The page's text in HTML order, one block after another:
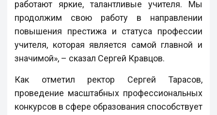
работают яркие, талантливые учителя. Мы
продолжим свою работу в направлении
повышения престижа и статуса профессии
учителя, которая является самой главной и
значимой», – сказал Сергей Кравцов.
Как отметил ректор Сергей Тарасов,
проведение масштабных профессиональных
конкурсов в сфере образования способствует